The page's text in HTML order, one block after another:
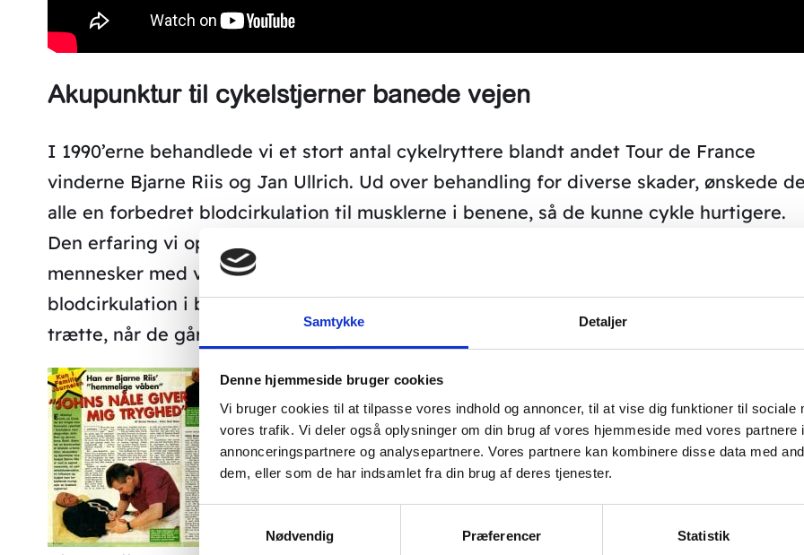
Samtykke Detaljer
Denne hjemmeside bruger cookies
Vi bruger cookies til at tilpasse vores indhold og annoncer, til at vise dig funktioner til sociale
vores trafik. Vi deler også oplysninger om din brug af vores hjemmeside med vores partnere
annonceringspartnere og analysepartnere. Vores partnere kan kombinere disse data med
dem, eller som de har indsamlet fra din brug af deres tjenester.
Samtykkevalg
Nødvendig
Præferencer Statistik
Akupunktur til cykelstjerner banede vejen
I 1990’erne behandlede vi et stort antal cykelryttere blandt andet Tour de France
vinderne Bjarne Riis og Jan Ullrich. Ud over behandling for diverse skader, ønskede
alle en forbedret blodcirkulation til musklerne i benene, så de kunne cykle hurtigere.
Den erfaring vi opnåede med cykelrytterne viste sig at kunne bruges til at hjælpe
mennesker med vindueskiggersyndrom. I dag behandler vi alle grader af nedsat
blodcirkulation i benene lige fra folk, som blot føler at deres muskler i benene bliver
trætte, når de går, til folk som er i fare for koldbrand i tæerne.